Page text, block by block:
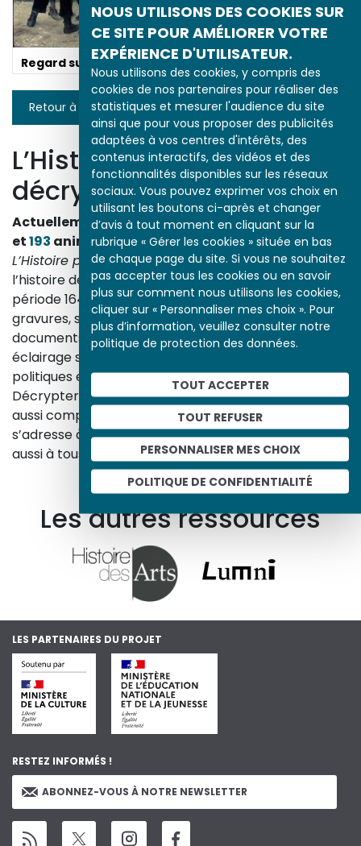
NOUS UTILISONS DES COOKIES SUR
CE SITE POUR AMÉLIORER VOTRE
EXPÉRIENCE D'UTILISATEUR.
Nous utilisons des cookies, y compris des
cookies de nos partenaires pour réaliser des
statistiques et mesurer l'audience du site
ainsi que pour vous proposer des publicités
adaptées à vos centres d'intérêts, des
contenus interactifs, des vidéos et des
fonctionnalités disponibles sur les réseaux
sociaux. Vous pouvez exprimer vos choix en
utilisant les boutons ci-après et changer
d’avis à tout moment en cliquant sur la
rubrique « Gérer les cookies » située en bas
de chaque page du site. Si vous ne souhaitez
pas accepter tous les cookies ou en savoir
plus sur comment nous utilisons les cookies,
cliquer sur « Personnaliser mes choix ». Pour
plus d’information, veuillez consulter notre
politique de protection des données.
TOUT ACCEPTER
TOUT REFUSER
PERSONNALISER MES CHOIX
POLITIQUE DE CONFIDENTIALITÉ
Regard sur l'enfance
Retour à la liste
L’Histoire par l’image
décrypte l’histoire
Actuellement en ligne3153œuvres,1748études
et193 animations.
L’Histoire par l’imageexplore les événements de
l’histoire de France et les évolutions majeures de la
période 1643-1945. À travers des peintures, dessins,
gravures, sculptures, photographies, affiches,
documents d’archives, nos études proposent un
éclairage sur les réalités sociales, économiques,
politiques et culturelles d’une époque.
Décrypter les images et les événements d’hier, c’est
aussi comprendre ceux d’aujourd’hui. Un site qui
s’adresse à tous, famille, enseignants, élèves… mais
aussi à tous les curieux, amateurs d’art et d’histoire.
En savoir plus sur le projet
Les autres ressources
LES PARTENAIRES DU PROJET
RESTEZ INFORMÉS !
ABONNEZ-VOUS À NOTRE NEWSLETTER